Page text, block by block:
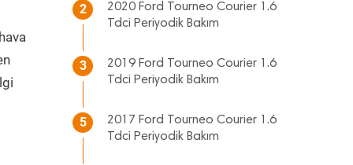
2
2020 Ford Tourneo Courier 1.6
Tdci Periyodik Bakım
3
2019 Ford Tourneo Courier 1.6
Tdci Periyodik Bakım
5
2017 Ford Tourneo Courier 1.6
Tdci Periyodik Bakım